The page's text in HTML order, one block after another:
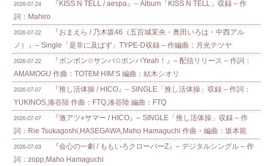
2026-07-24
『KISS N TELL / aespa』– Album「KISS N TELL」収録 – 作
詞：Mahiro
2026-07-22
『おまえら / 乃木坂46（五百城茉央・奥田いろは・中西アル
ノ）』– Single「是非に及ばず」TYPE-D収録 – 作編曲：月光テツヤ
2026-07-22
『ボンボン✩サンバ✩ボンバYeah！』– 配信リリース – 作詞：
AMAMOGU 作曲：TOTEM HIM’S 編曲：結木シオリ
2026-07-07
『推し活体操 / HICO』– SINGLE「推し活体操」収録 – 作詞：
YUKINOS,湊谷陸 作曲：FTQ,湊谷陸 編曲：FTQ
2026-07-07
『激アツ⭐︎サマー / HICO』– SINGLE「推し活体操」収録 – 作
詞：Rie Tsukagoshi,HASEGAWA,Maho Hamaguchi 作曲・編曲：坂本龍
2026-07-03
『会心の一劇 / ももいろクローバーZ』– デジタルシングル – 作
詞：zopp,Maho Hamaguchi